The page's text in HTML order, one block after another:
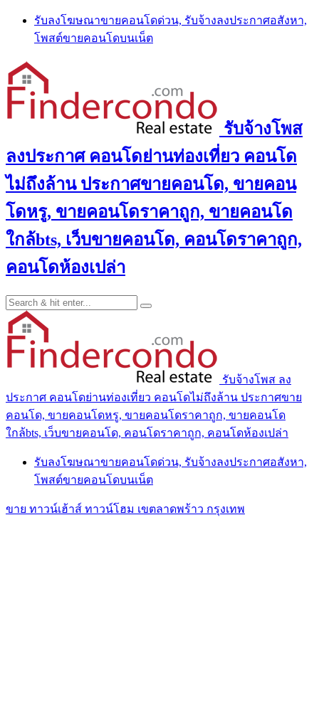
Skip
content
รับลงโฆษณาขายคอนโดด่วน, รับจ้างลงประกาศอสังหา,
โพสต์ขายคอนโดบนเน็ต
รับจ้างโพส
ลงประกาศ คอนโดย่านท่องเที่ยว คอนโด
ไม่ถึงล้าน ประกาศขายคอนโด, ขายคอน
โดหรู, ขายคอนโดราคาถูก, ขายคอนโด
ใกล้bts, เว็บขายคอนโด, คอนโดราคาถูก,
คอนโดห้องเปล่า
รับจ้างโพส ลง
ประกาศ คอนโดย่านท่องเที่ยว คอนโดไม่ถึงล้าน ประกาศขาย
คอนโด, ขายคอนโดหรู, ขายคอนโดราคาถูก, ขายคอนโด
ใกล้bts, เว็บขายคอนโด, คอนโดราคาถูก, คอนโดห้องเปล่า
รับลงโฆษณาขายคอนโดด่วน, รับจ้างลงประกาศอสังหา,
โพสต์ขายคอนโดบนเน็ต
ขาย ทาวน์เฮ้าส์ ทาวน์โฮม เขตลาดพร้าว กรุงเทพ